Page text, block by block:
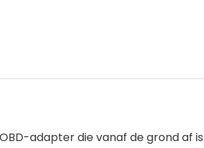
adapter die vanaf de grond